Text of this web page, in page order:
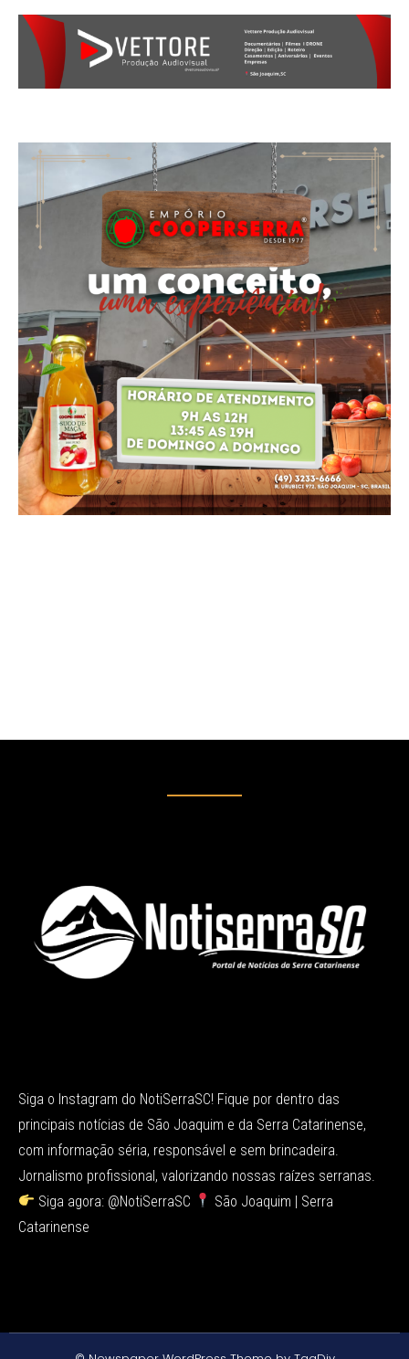
Siga o Instagram do NotiSerraSC! Fique por dentro das
principais notícias de São Joaquim e da Serra Catarinense,
com informação séria, responsável e sem brincadeira.
Jornalismo profissional, valorizando nossas raízes serranas.
Siga agora: @NotiSerraSC
São Joaquim | Serra
Catarinense